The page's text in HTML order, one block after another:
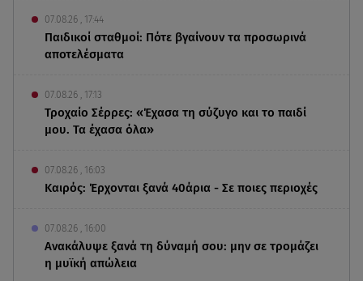
07.08.26 , 17:44
Παιδικοί σταθμοί: Πότε βγαίνουν τα προσωρινά
αποτελέσματα
07.08.26 , 17:13
Τροχαίο Σέρρες: «Έχασα τη σύζυγο και το παιδί
μου. Τα έχασα όλα»
07.08.26 , 16:03
Καιρός: Έρχονται ξανά 40άρια - Σε ποιες περιοχές
07.08.26 , 16:00
Ανακάλυψε ξανά τη δύναμή σου: μην σε τρομάζει
η μυϊκή απώλεια